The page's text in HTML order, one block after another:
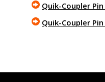
Quik-Coupler
Quik-Coupler